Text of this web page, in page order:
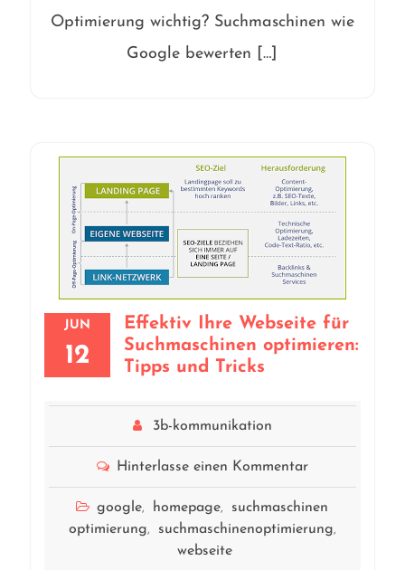
Optimierung wichtig? Suchmaschinen wie
Google bewerten […]
JUN
12
Effektiv Ihre Webseite für
Suchmaschinen optimieren:
Tipps und Tricks
3b-kommunikation
Hinterlasse einen Kommentar
google, homepage,
suchmaschinen
optimierung, suchmaschinenoptimierung,
webseite